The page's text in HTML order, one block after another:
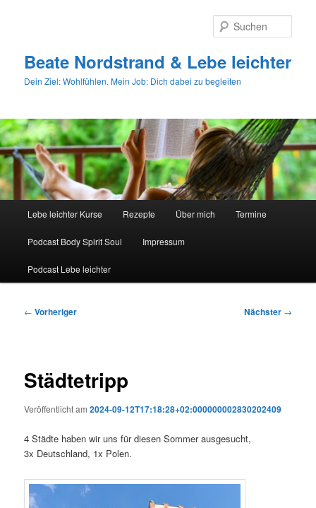
Beate Nordstrand & Lebe leichter
Dein Ziel: Wohlfühlen. Mein Job: Dich dabei zu begleiten
Lebe leichter Kurse Rezepte Über mich Termine
Podcast Body Spirit Soul Impressum
Podcast Lebe leichter
Beitragsnavigation
← Vorheriger Nächster →
Städtetripp
Veröffentlicht am2024-09-12T17:18:28+02:000000002830202409
4 Städte haben wir uns für diesen Sommer ausgesucht,
3x Deutschland, 1x Polen.